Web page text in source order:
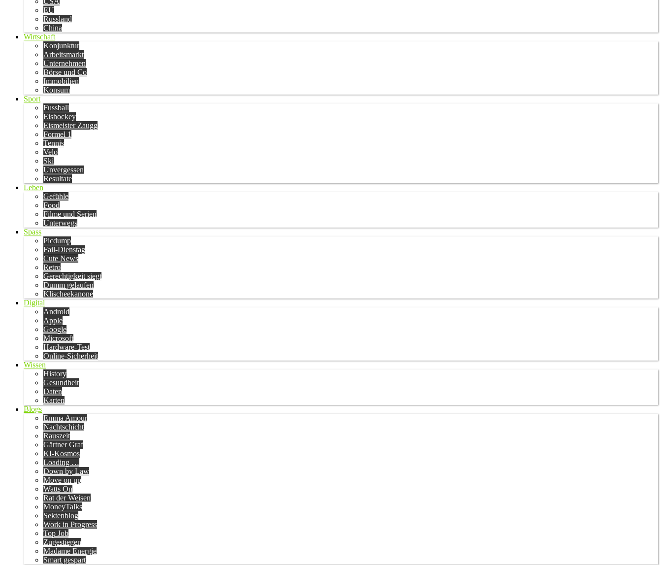
EU
Russland
China
Wirtschaft
Konjunktur
Arbeitsmarkt
Unternehmen
Börse und Co
Immobilien
Konsum
Sport
Fussball
Eishockey
Eismeister Zaugg
Formel 1
Tennis
Velo
Ski
Unvergessen
Resultate
Leben
Gefühle
Food
Filme und Serien
Unterwegs
Spass
Picdump
Fail-Dienstag
Cute News
Retro
Gerechtigkeit siegt
Dumm gelaufen
Klischeekanone
Digital
Android
Apple
Google
Microsoft
Hardware-Test
Online-Sicherheit
Wissen
History
Gesundheit
Daten
Karten
Blogs
Emma Amour
Nachtschicht
Rauszeit
Gärtner Graf
KI-Kosmos
Loading …
Down by Law
Move on up
Watts On
Rat der Weisen
MoneyTalks
Sektenblog
Work in Progress
Top Job
Zugestiegen
Madame Energie
Smart gespart